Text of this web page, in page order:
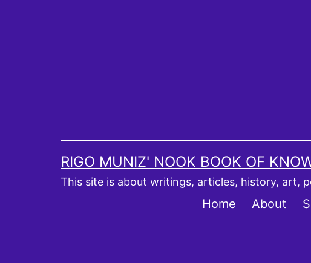
RIGO MUNIZ' NOOK BOOK OF
This site is about writings, articles, history, art,
Home About